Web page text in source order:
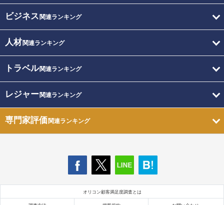
ビジネス 関連ランキング
人材関連ランキング
トラベル関連ランキング
レジャー関連ランキング
専門家評価関連ランキング
オリコン顧客満足度調査とは